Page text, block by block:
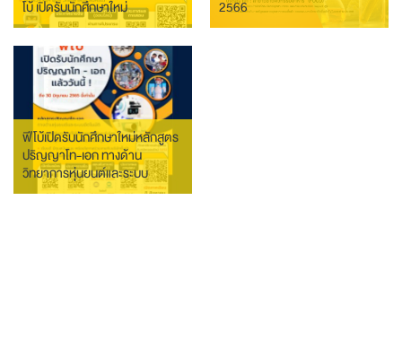
โบ้ เปิดรับนักศึกษาใหม่
2566
ฟีโบ้เปิดรับนักศึกษาใหม่หลักสูตร
ปริญญาโท-เอก ทางด้าน
วิทยาการหุ่นยนต์และระบบ
อัตโนมัติ